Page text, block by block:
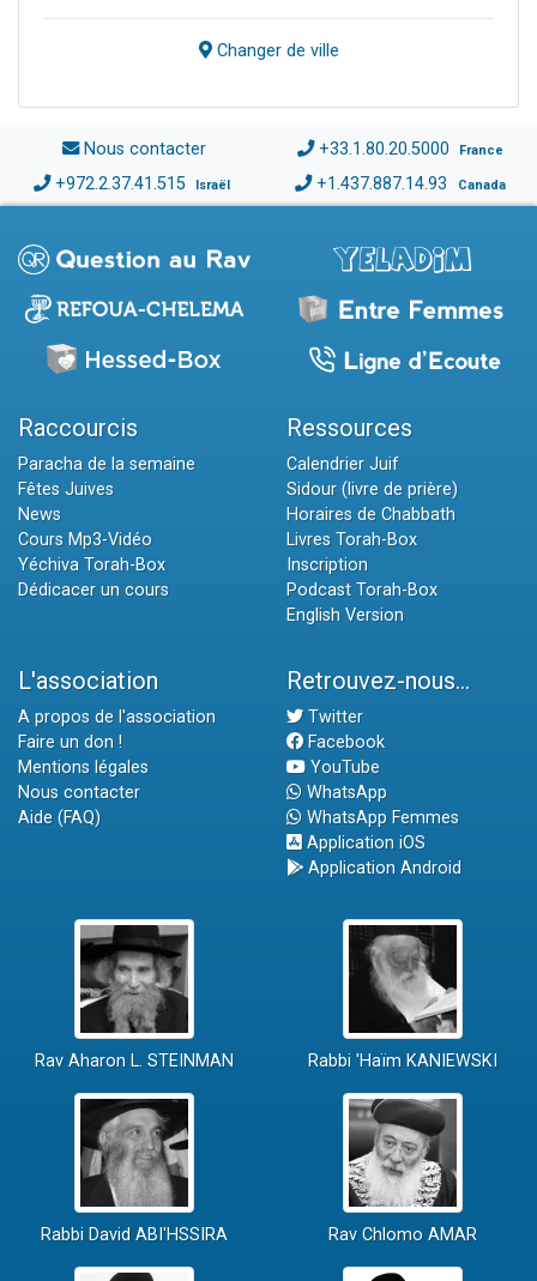
Changer de ville
Nous contacter +33.1.80.20.5000 France
+972.2.37.41.515 Israël +1.437.887.14.93 Canada
Raccourcis
Paracha de la semaine
Fêtes Juives
News
Cours Mp3-Vidéo
Yéchiva Torah-Box
Dédicacer un cours
Ressources
Calendrier Juif
Sidour (livre de prière)
Horaires de Chabbath
Livres Torah-Box
Inscription
Podcast Torah-Box
English Version
L'association
A propos de l'association
Faire un don !
Mentions légales
Nous contacter
Aide (FAQ)
Retrouvez-nous...
Twitter
Facebook
YouTube
WhatsApp
WhatsApp Femmes
Application iOS
Application Android
Rav Aharon L. STEINMAN Rabbi 'Haïm KANIEWSKI
Rabbi David ABI'HSSIRA Rav Chlomo AMAR